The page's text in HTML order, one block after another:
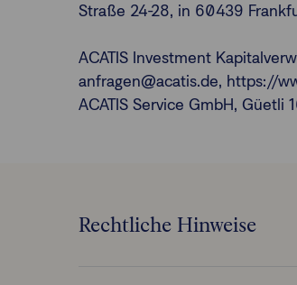
Straße 24-28, in 60439
ACATIS Investment
anfragen@acatis.de, https://
ACATIS Service GmbH, Güetli
Rechtliche Hinweise